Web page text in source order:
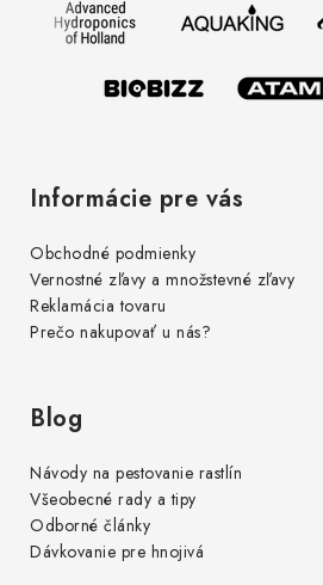
Informácie pre vás
Obchodné podmienky
Vernostné zľavy a množstevné zľavy
Reklamácia tovaru
Prečo nakupovať u nás?
Blog
Návody na pestovanie rastlín
Všeobecné rady a tipy
Odborné články
Dávkovanie pre hnojivá